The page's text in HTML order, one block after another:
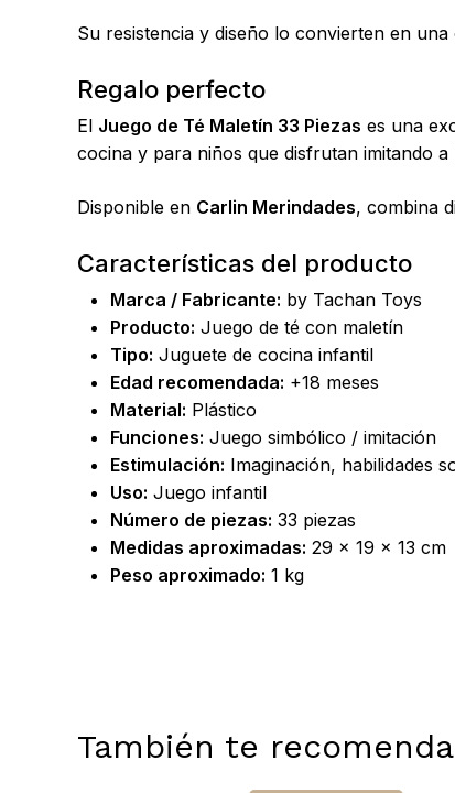
Su resistencia y diseño lo convierten en
Regalo perfecto
El Juego de Té Maletín 33 Piezas es una
cocina y para niños que disfrutan imitando a
Disponible en Carlin Merindades, combina
Características del producto
Marca / Fabricante: by Tachan Toys
Producto: Juego de té con maletín
Tipo: Juguete de cocina infantil
Edad recomendada: +18 meses
Material: Plástico
Funciones: Juego simbólico / imitación
Estimulación: Imaginación, habilidades
Uso: Juego infantil
Número de piezas: 33 piezas
Medidas aproximadas: 29 × 19 × 13 cm
Peso aproximado: 1 kg
También te